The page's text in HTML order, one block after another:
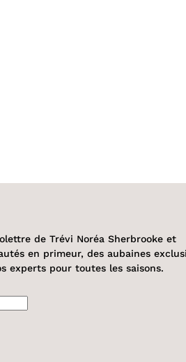
de Trévi Noréa Sherbrooke et
en primeur, des aubaines
experts pour toutes les saisons.